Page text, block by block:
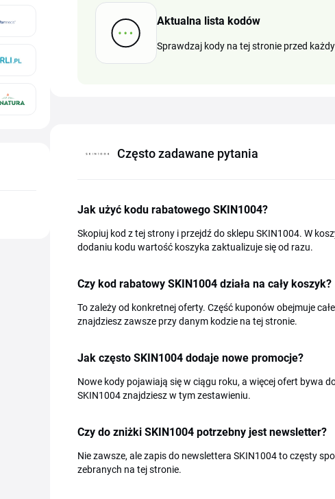
Aktualna lista kodów
Sprawdzaj kody na tej stronie przed
Często zadawane pytania
Jak użyć kodu rabatowego SKIN1004?
Skopiuj kod z tej strony i przejdź do sklepu SKIN1004. W
dodaniu kodu wartość koszyka zaktualizuje się od razu.
Czy kod rabatowy SKIN1004 działa na cały koszyk?
To zależy od konkretnej oferty. Część kuponów obejmuje
znajdziesz zawsze przy danym kodzie na tej stronie.
Jak często SKIN1004 dodaje nowe promocje?
Nowe kody pojawiają się w ciągu roku, a więcej ofert bywa
SKIN1004 znajdziesz w tym zestawieniu.
Czy do zniżki SKIN1004 potrzebny jest newsletter?
Nie zawsze, ale zapis do newslettera SKIN1004 to częsty
zebranych na tej stronie.